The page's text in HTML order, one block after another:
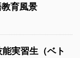
育風景
能実習生（ベト